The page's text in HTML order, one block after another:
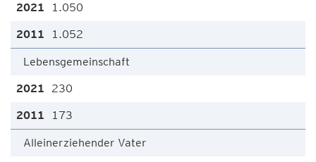
1.050
1.052
Lebensgemeinschaft
230
173
Alleinerziehender Vater